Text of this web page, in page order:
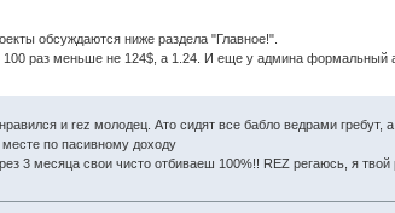
обсуждаются ниже раздела "Главное!".
раз меньше не 124$, а 1.24. И еще у админа формальный
и rez молодец. Ато сидят все бабло ведрами
по пасивному доходу
3 месяца свои чисто отбиваеш 100%!! REZ регаюсь, я твой